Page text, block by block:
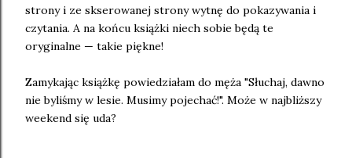
strony i ze skserowanej strony wytnę do pokazywania i
czytania. A na końcu książki niech sobie będą te
oryginalne — takie piękne!
Zamykając książkę powiedziałam do męża "Słuchaj, dawno
nie byliśmy w lesie. Musimy pojechać!". Może w najbliższy
weekend się uda?